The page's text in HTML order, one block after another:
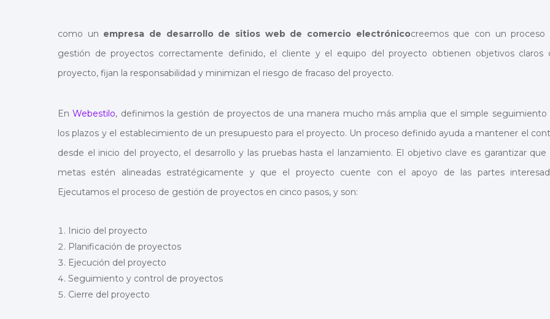
como un empresa de desarrollo de sitios web de comercio electrónicocreemos que con un proceso
gestión de proyectos correctamente definido, el cliente y el equipo del proyecto obtienen objetivos claros
proyecto, fijan la responsabilidad y minimizan el riesgo de fracaso del proyecto.
EnWebestilo, definimos la gestión de proyectos de una manera mucho más amplia que el simple seguimiento
los plazos y el establecimiento de un presupuesto para el proyecto. Un proceso definido ayuda a mantener el
desde el inicio del proyecto, el desarrollo y las pruebas hasta el lanzamiento. El objetivo clave es garantizar que
metas estén alineadas estratégicamente y que el proyecto cuente con el apoyo de las partes
Ejecutamos el proceso de gestión de proyectos en cinco pasos, y son:
Inicio del proyecto
Planificación de proyectos
Ejecución del proyecto
Seguimiento y control de proyectos
Cierre del proyecto